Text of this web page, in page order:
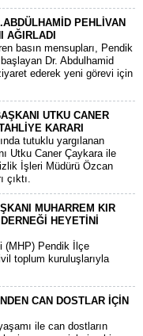
PEHLİVAN
AĞIRLADI
basın mensupları, Pendik
Dr. Abdulhamid
ederek yeni görevi için
UTKU CANER
KARARI
tutuklu yargılanan
Utku Caner Çaykara ile
İşleri Müdürü Özcan
MUHARREM KIR
HEYETİNİ
(MHP) Pendik İlçe
toplum kuruluşlarıyla
CAN DOSTLAR İÇİN
ile can dostların